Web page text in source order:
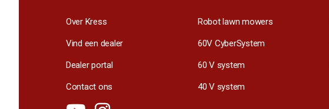
Over Kress
Vind een dealer
Dealer portal
Contact ons
Robot lawn mowers
60V CyberSystem
60 V system
40 V system